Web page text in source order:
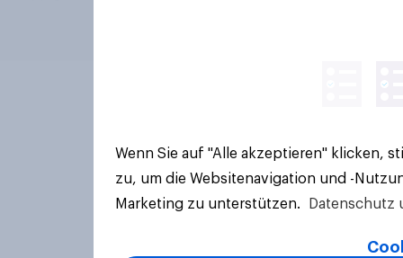
Wenn Sie auf "Alle akzeptieren" klicken,
zu, um die Websitenavigation und -
Marketing zu unterstützen.
Datenschutz